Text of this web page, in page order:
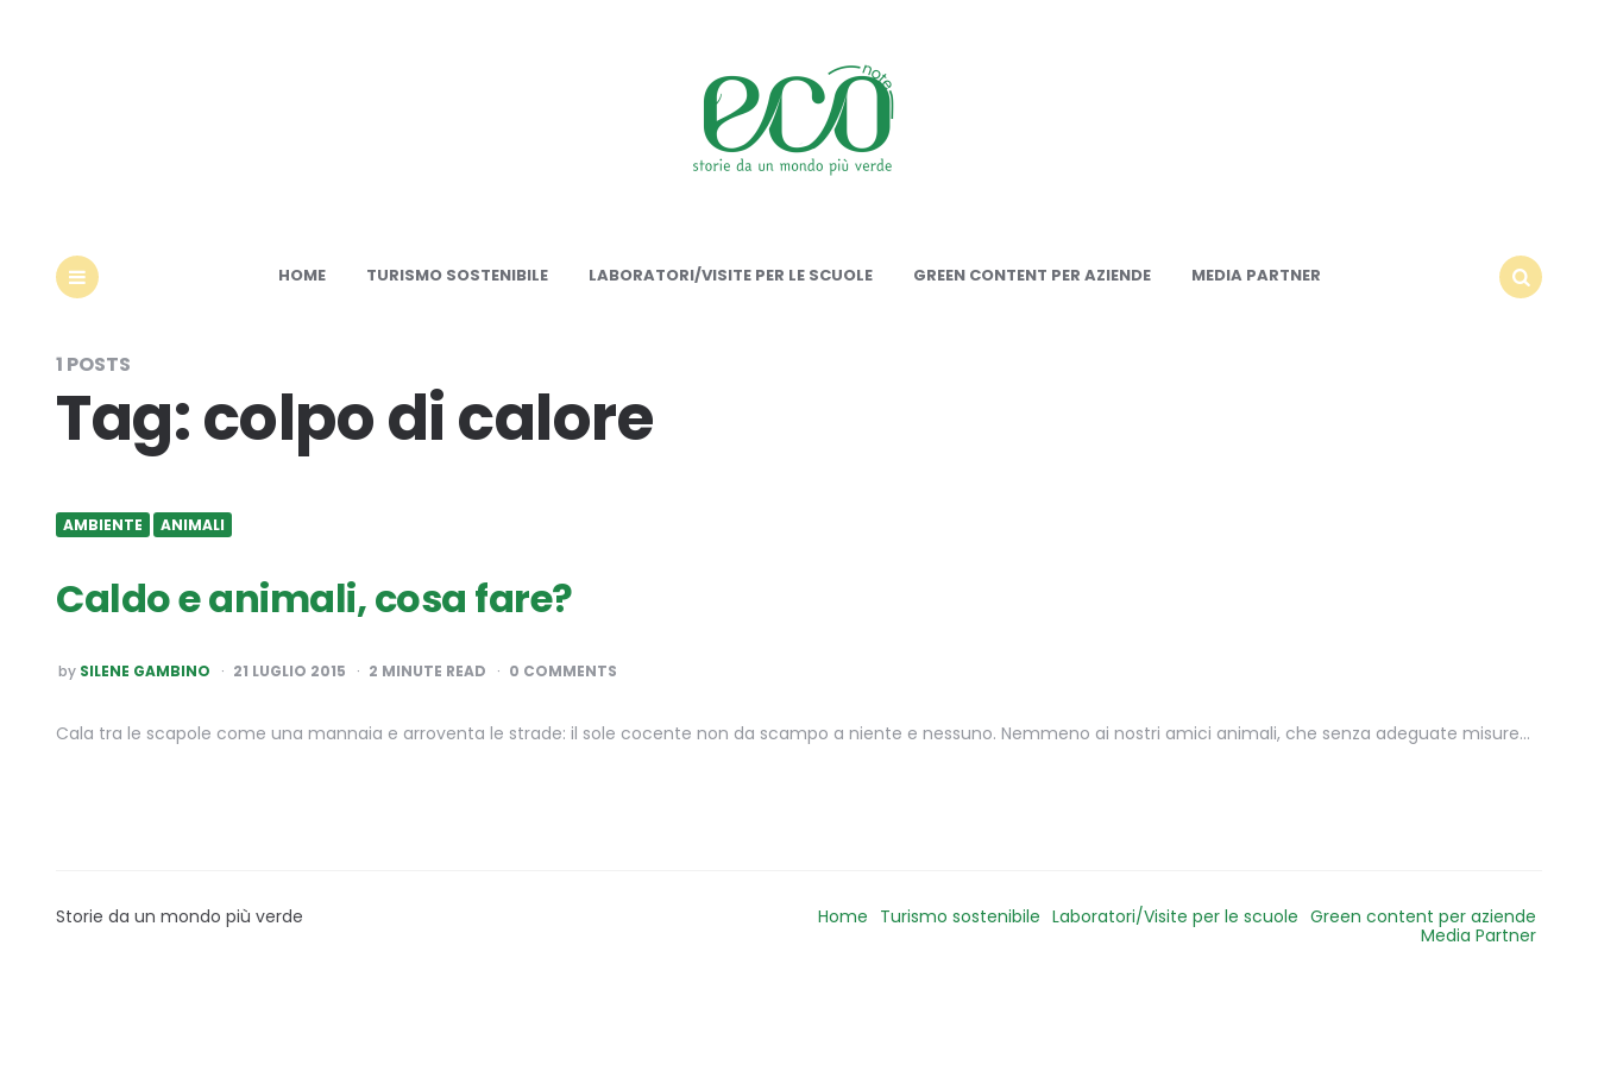
HOME TURISMO SOSTENIBILE LABORATORI/VISITE PER LE SCUOLE GREEN CONTENT PER AZIENDE
MEDIA PARTNER
1 POSTS
Tag:colpo di calore
AMBIENTE ANIMALI
Caldo e animali, cosa fare?
POSTED
BY
by SILENE GAMBINO 21 LUGLIO 2015 2 MINUTE READ 0 COMMENTS
Cala tra le scapole come una mannaia e arroventa le strade: il sole cocente non da scampo a niente e nessuno. Nemmeno ai nostri amici animali, che senza adeguate misure…
Storie da un mondo più verde Home Turismo sostenibile Laboratori/Visite per le scuole Green content per aziende
Media Partner